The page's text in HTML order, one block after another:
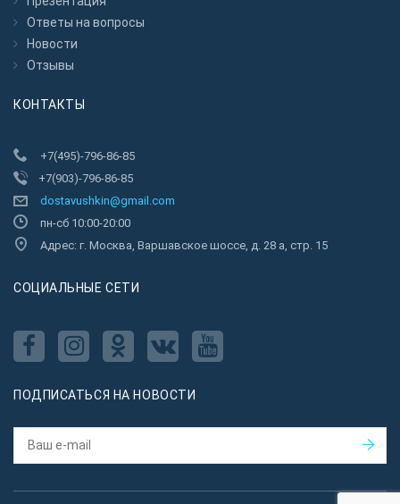
Ответы на вопросы
Новости
Отзывы
КОНТАКТЫ
+7(495)-796-86-85
+7(903)-796-86-85
dostavushkin@gmail.com
пн-сб 10:00-20:00
Адрес: г. Москва, Варшавское шоссе, д. 28 а, стр. 15
CОЦИАЛЬНЫЕ СЕТИ
ПОДПИСАТЬСЯ НА НОВОСТИ